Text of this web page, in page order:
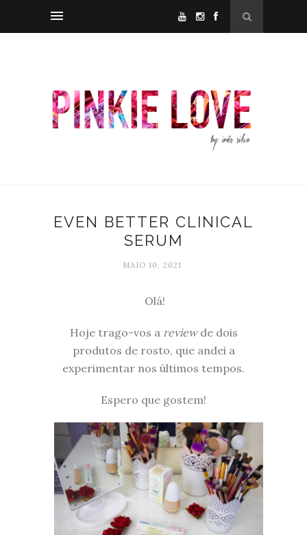
EVEN BETTER CLINICAL
SERUM
MAIO 10, 2021
Olá!
Hoje trago-vos a reviewde dois
produtos de rosto, que andei a
experimentar nos últimos tempos.
Espero que gostem!